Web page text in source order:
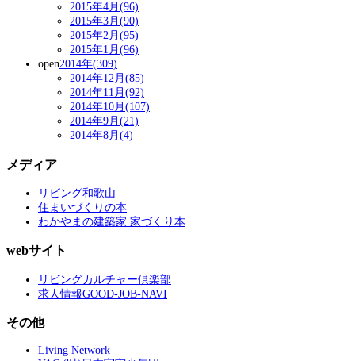
2015年4月(96)
2015年3月(90)
2015年2月(95)
2015年1月(96)
open2014年(309)
2014年12月(85)
2014年11月(92)
2014年10月(107)
2014年9月(21)
2014年8月(4)
メディア
リビング和歌山
住まいづくりの本
わかやまの建築家 家づくり本
webサイト
リビングカルチャー倶楽部
求人情報GOOD-JOB-NAVI
その他
Living Network